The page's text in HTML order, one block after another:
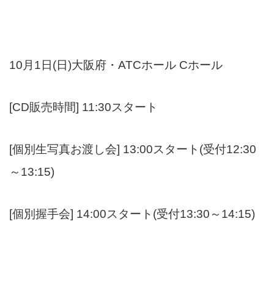
10月1日(日)大阪府・ATCホール Cホール
[CD販売時間] 11:30スタート
[個別生写真お渡し会] 13:00スタート(受付12:30
～13:15)
[個別握手会] 14:00スタート(受付13:30～14:15)